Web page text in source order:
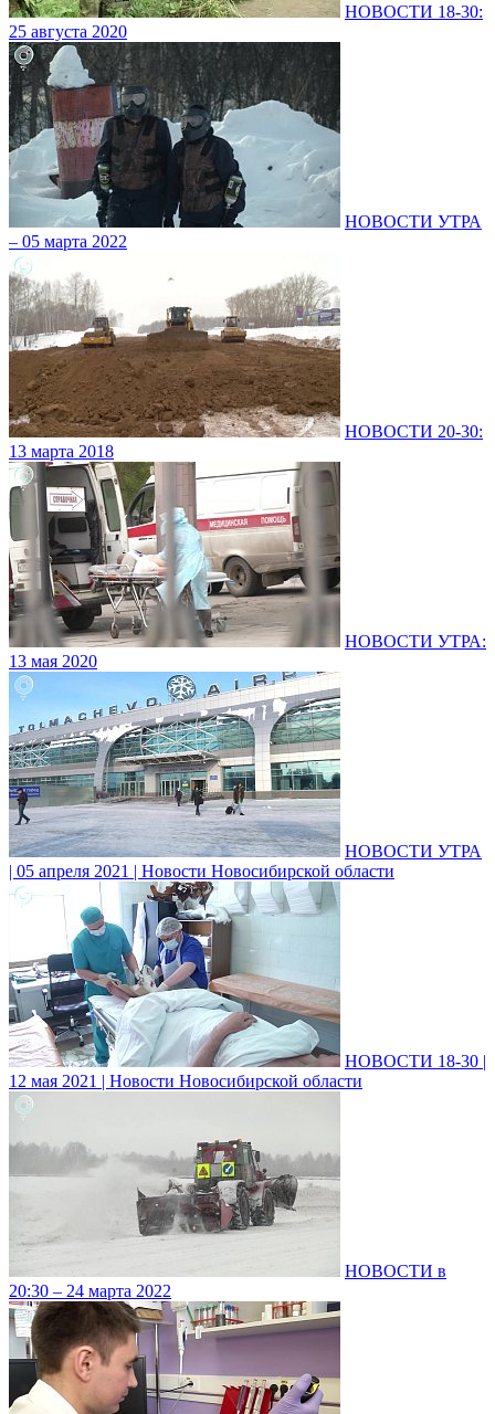
НОВОСТИ 18-30:
25 августа 2020
НОВОСТИ УТРА
– 05 марта 2022
НОВОСТИ 20-30:
13 марта 2018
НОВОСТИ УТРА:
13 мая 2020
НОВОСТИ УТРА
| 05 апреля 2021 | Новости Новосибирской области
НОВОСТИ 18-30 |
12 мая 2021 | Новости Новосибирской области
НОВОСТИ в
20:30 – 24 марта 2022